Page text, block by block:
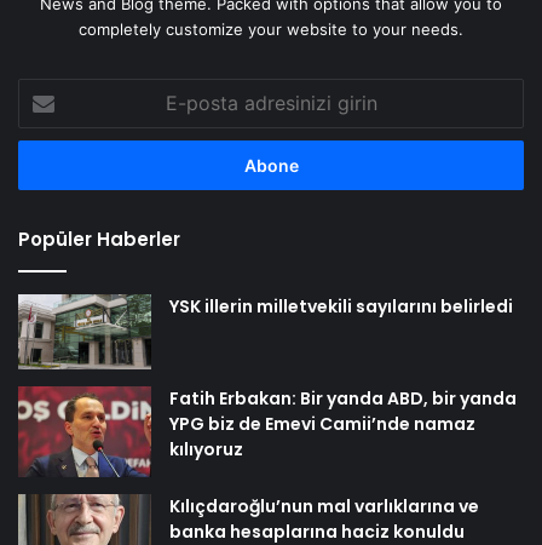
completely customize your website to your needs.
posta
adresinizi
Popüler Haberler
YSK illerin milletvekili sayılarını belirledi
Fatih Erbakan: Bir yanda ABD, bir yanda
YPG biz de Emevi Camii’nde namaz
kılıyoruz
Kılıçdaroğlu’nun mal varlıklarına ve
banka hesaplarına haciz konuldu